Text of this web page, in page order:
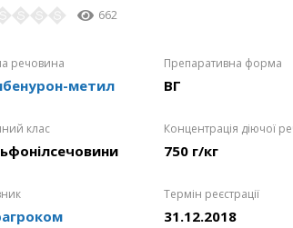
662
речовина
метил
Препаративна форма
ВГ
клас Концентрація діючої
750 г/кг
Термін реєстрації
31.12.2018